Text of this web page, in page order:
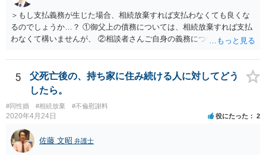
＞もし支払義務が生じた場合、相続放棄すれば支払わなくても良くな
るのでしょうか…？ ①御父上の債務については、相続放棄すれば支払
わなくて構いませんが、 ②相談者さんご自身の義務については、契約
いないので何とも言えません。 そもそも、何の義務も負わないなら、
印鑑証明まで用意して推定相続人にサインさせる意味もないような気
がします。 もし何らかの義務を相続放棄しても負う内容だと困ります
ので、契約書の文面を持って、弁護士に相談に行かれることをお勧め
します。
5
父死亡後の、持ち家に住み続ける人に対してどう
したら。
#同性婚 #相続放棄 #不倫慰謝料
2020年4月24日 役にたった 2
佐藤 文昭 弁護士